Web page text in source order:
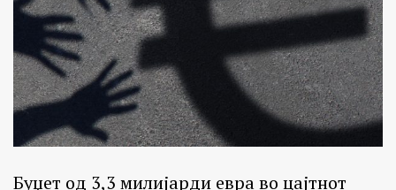
Буџет од 3,3 милијарди евра во цајтнот